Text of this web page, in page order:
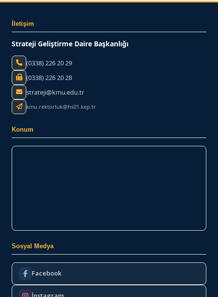
İletişim
Strateji Geliştirme Daire Başkanlığı
(0338) 226 20 29
(0338) 226 20 28
strateji@kmu.edu.tr
kmu.rektorluk@hs01.kep.tr
Konum
Sosyal Medya
Facebook